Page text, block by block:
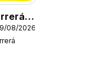
08/2026